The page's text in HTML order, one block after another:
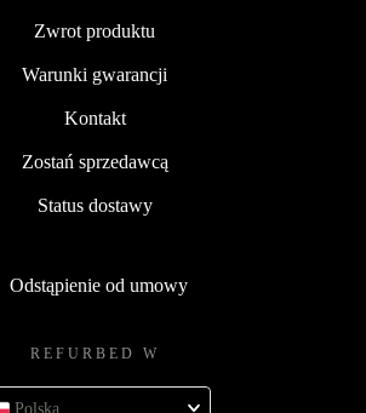
Zwrot produktu
Warunki gwarancji
Kontakt
Zostań sprzedawcą
Status dostawy
Odstąpienie od umowy
REFURBED W
Polska